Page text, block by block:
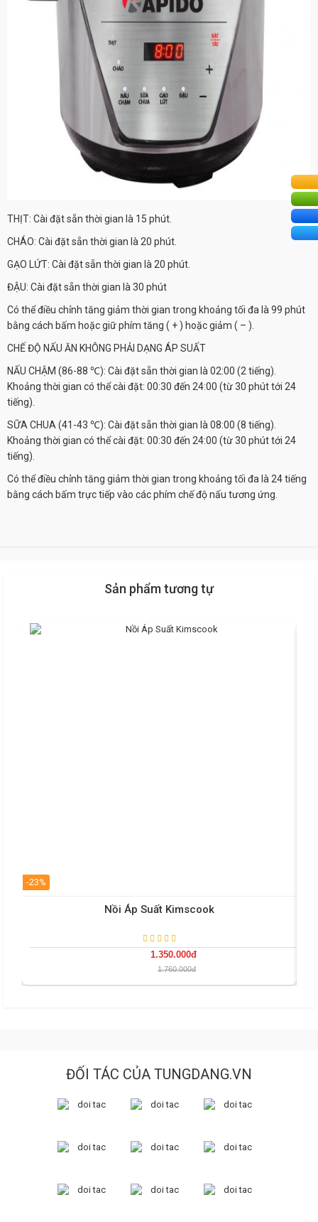
THỊT: Cài đặt sẵn thời gian là 15 phút.
CHÁO: Cài đặt sẵn thời gian là 20 phút.
GẠO LỨT: Cài đặt sẵn thời gian là 20 phút.
ĐẬU: Cài đặt sẵn thời gian là 30 phút
Có thể điều chỉnh tăng giảm thời gian trong khoảng tối đa là 99 phút
bằng cách bấm hoặc giữ phím tăng ( + ) hoặc giảm ( – ).
CHẾ ĐỘ NẤU ĂN KHÔNG PHẢI DẠNG ÁP SUẤT
NẤU CHẬM (86-88 ℃): Cài đặt sẵn thời gian là 02:00 (2 tiếng).
Khoảng thời gian có thể cài đặt: 00:30 đến 24:00 (từ 30 phút tới 24
tiếng).
SỮA CHUA (41-43 ℃): Cài đặt sẵn thời gian là 08:00 (8 tiếng).
Khoảng thời gian có thể cài đặt: 00:30 đến 24:00 (từ 30 phút tới 24
tiếng).
Có thể điều chỉnh tăng giảm thời gian trong khoảng tối đa là 24 tiếng
bằng cách bấm trực tiếp vào các phím chế độ nấu tương ứng.
Sản phẩm tương tự
-23%
Nồi Áp Suất Kimscook
1.350.000đ
1.760.000đ
ĐỐI TÁC CỦA TUNGDANG.VN